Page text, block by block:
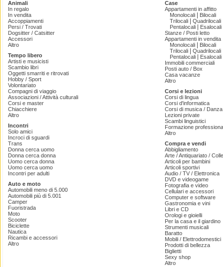
Animali
In regalo
In vendita
Accoppiamenti
Persi / Trovati
Dogsitter / Catsitter
Accessori
Altro
Tempo libero
Artisti e musicisti
Scambio libri
Oggetti smarriti e ritrovati
Hobby / Sport
Volontariato
Compagni di viaggio
Associazioni / Attività culturali
Corsi e master
Chiacchiere
Altro
Incontri
Solo amici
Incroci di sguardi
Trans
Donna cerca uomo
Donna cerca donna
Uomo cerca donna
Uomo cerca uomo
Incontri per adulti
Auto e moto
Automobili meno di 5.000
Automobili più di 5.001
Camper
Fuoristrada
Moto
Scooter
Biciclette
Nautica
Ricambi e accessori
Altro
Case
Appartamenti in affitto
Monolocali
Bilocali
Trilocali
Quadrilocali
Pentalocali
Esalocali
Stanze / Posti letto
Appartamenti in vendita
Monolocali
Bilocali
Trilocali
Quadrilocali
Pentalocali
Esalocali
Immobili commerciali
Posti auto / Box
Casa vacanze
Altro
Corsi e lezioni
Corsi di lingua
Corsi d'informatica
Corsi di musica /
Lezioni private
Scambi linguistici
Formazione
Altro
Compra e vendi
Abbigliamento
Arte / Antiquariato /
Articoli per bambini
Articoli sportivi
Audio / TV / Elettronica
DVD e videogame
Fotografia e video
Cellulari e accessori
Computer e software
Gastronomia e vini
Libri e CD
Orologi e gioielli
Per la casa e il giardino
Strumenti musicali
Baratto
Mobili / Elettrodomestici
Prodotti di bellezza
Biglietti
Sexy shop
Altro